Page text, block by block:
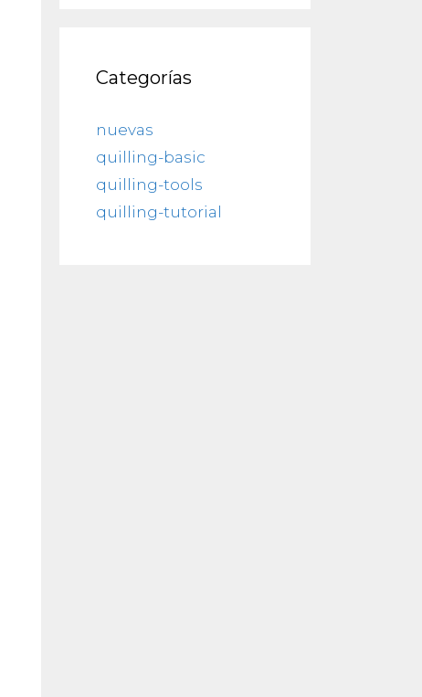
Categorías
nuevas
quilling-basic
quilling-tools
quilling-tutorial